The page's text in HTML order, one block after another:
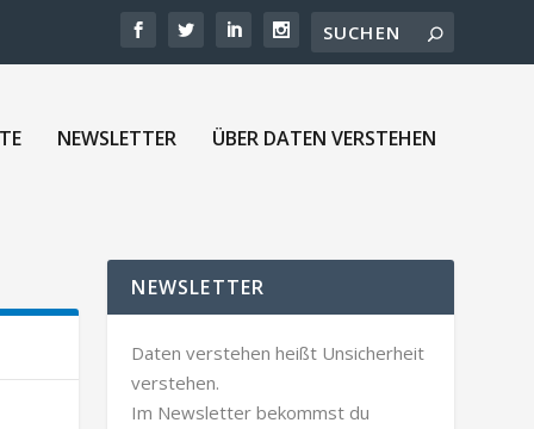
NEWSLETTER ÜBER DATEN VERSTEHEN
NEWSLETTER
Daten verstehen heißt Unsicherheit
verstehen.
Im Newsletter bekommst du